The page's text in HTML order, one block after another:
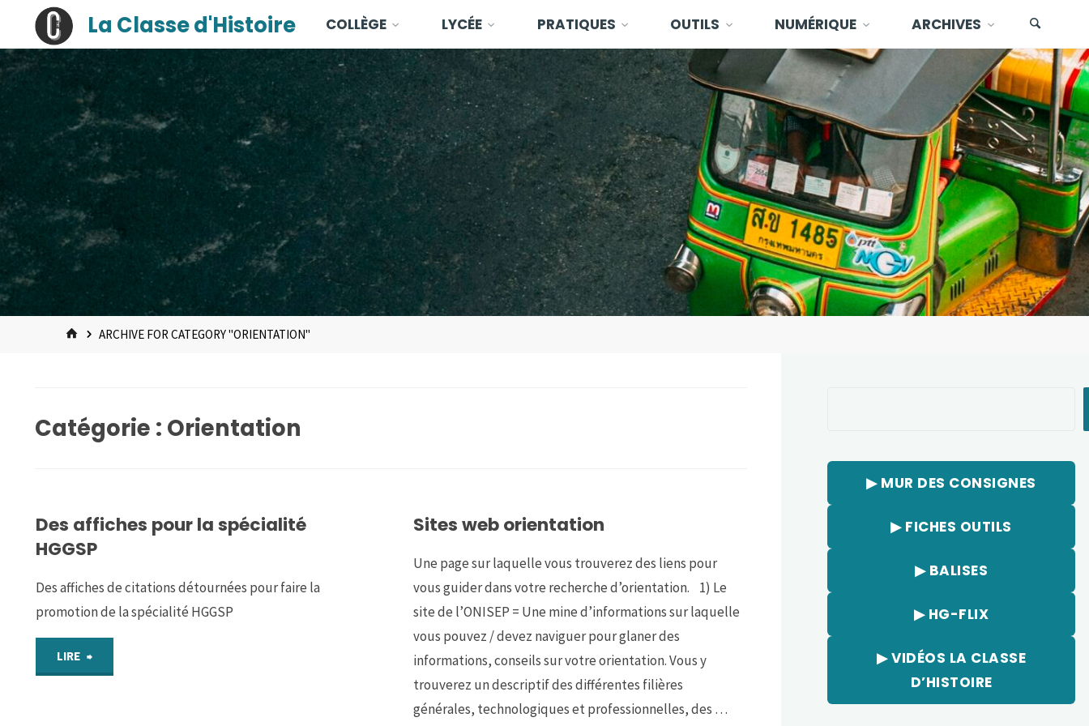
content
principal
La Classe d'Histoire COLLÈGE LYCÉE PRATIQUES OUTILS NUMÉRIQUE ARCHIVES
HOMEARCHIVE FOR CATEGORY "ORIENTATION"
Catégorie : Orientation
Des affiches pour la spécialité
HGGSP
Des affiches de citations détournées pour faire la
promotion de la spécialité HGGSP
LIRE "Des
Sites web orientation
Une page sur laquelle vous trouverez des liens pour
vous guider dans votre recherche d’orientation. 1) Le
site de l’ONISEP = Une mine d’informations sur laquelle
vous pouvez / devez naviguer pour glaner des
informations, conseils sur votre orientation. Vous y
trouverez un descriptif des différentes filières
générales, technologiques et professionnelles, des …
▶︎ MUR DES CONSIGNES
▶︎ FICHES OUTILS
▶︎ BALISES
▶︎ HG-FLIX
▶︎ VIDÉOS LA CLASSE
D’HISTOIRE